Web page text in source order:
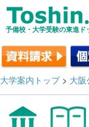
予備校・大学受験の東進ド
大学案内トップ> 大